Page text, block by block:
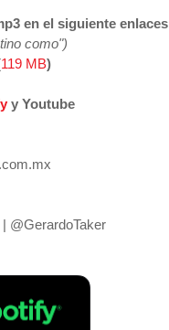
en el siguiente enlaces
como")
119 MB)
y Youtube
@GerardoTaker